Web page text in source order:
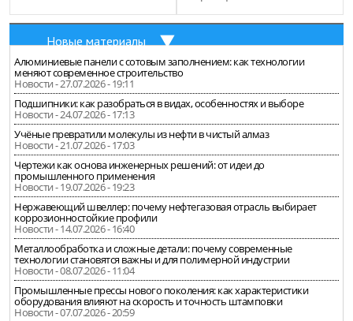
Новые материалы
Алюминиевые панели с сотовым заполнением: как технологии
меняют современное строительство
Новости - 27.07.2026 - 19:11
Подшипники: как разобраться в видах, особенностях и выборе
Новости - 24.07.2026 - 17:13
Учёные превратили молекулы из нефти в чистый алмаз
Новости - 21.07.2026 - 17:03
Чертежи как основа инженерных решений: от идеи до
промышленного применения
Новости - 19.07.2026 - 19:23
Нержавеющий швеллер: почему нефтегазовая отрасль выбирает
коррозионностойкие профили
Новости - 14.07.2026 - 16:40
Металлообработка и сложные детали: почему современные
технологии становятся важны и для полимерной индустрии
Новости - 08.07.2026 - 11:04
Промышленные прессы нового поколения: как характеристики
оборудования влияют на скорость и точность штамповки
Новости - 07.07.2026 - 20:59